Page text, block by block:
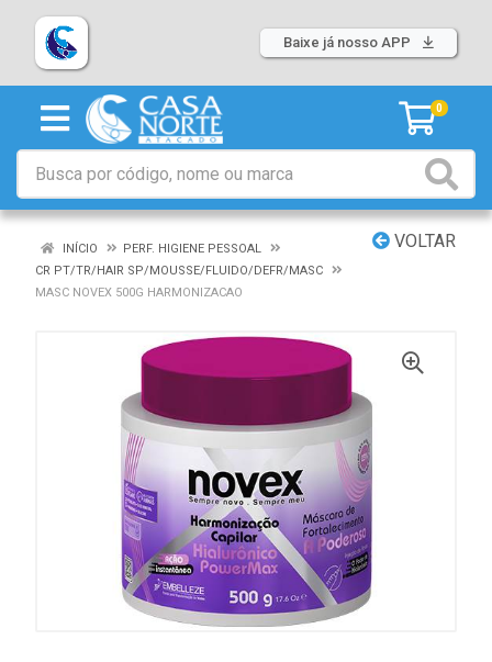
Baixe já nosso APP
0
VOLTAR
INÍCIO
PERF. HIGIENE PESSOAL
CR PT/TR/HAIR SP/MOUSSE/FLUIDO/DEFR/MASC
MASC NOVEX 500G HARMONIZACAO